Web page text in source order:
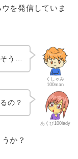
を発信していま
くしゃみ
100man
う…
あくび100lady
の？
か？